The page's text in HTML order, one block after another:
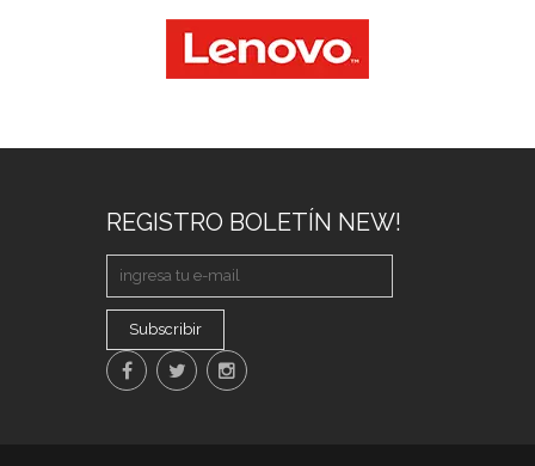
REGISTRO BOLETÍN NEW!
Subscribir